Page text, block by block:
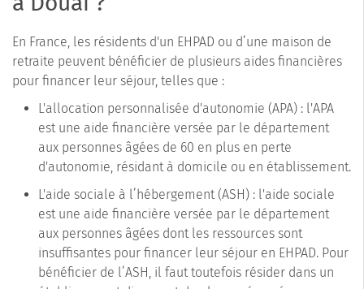
En France, les résidents d'un EHPAD ou d’une maison de
retraite peuvent bénéficier de plusieurs aides financières
pour financer leur séjour, telles que :
L'allocation personnalisée d'autonomie (APA) : l'APA
est une aide financière versée par le département
aux personnes âgées de 60 en plus en perte
d'autonomie, résidant à domicile ou en établissement.
L'aide sociale à l’hébergement (ASH) : l'aide sociale
est une aide financière versée par le département
aux personnes âgées dont les ressources sont
insuffisantes pour financer leur séjour en EHPAD. Pour
bénéficier de l’ASH, il faut toutefois résider dans un